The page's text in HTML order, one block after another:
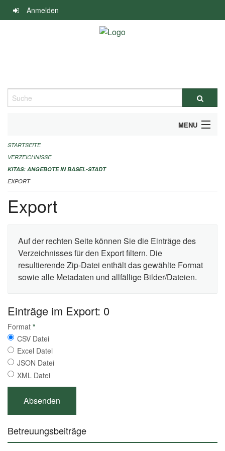
Navigation
überspringen
Anmelden
Suche
MENU
ALLGEMEINE INFORMATIONEN
IMPRESSUM
STARTSEITE
VERZEICHNISSE
KITAS: ANGEBOTE IN BASEL-STADT
EXPORT
Export
Auf der rechten Seite können Sie die Einträge des
Verzeichnisses für den Export filtern. Die
resultierende Zip-Datei enthält das gewählte Format
sowie alle Metadaten und allfällige Bilder/Dateien.
Einträge im Export: 0
Format *
CSV Datei
Excel Datei
JSON Datei
XML Datei
Betreuungsbeiträge